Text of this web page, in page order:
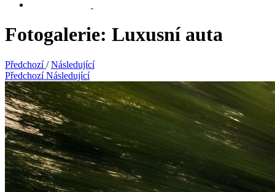
Fotogalerie: Luxusní auta
Předchozí / Následující
Předchozí Následující